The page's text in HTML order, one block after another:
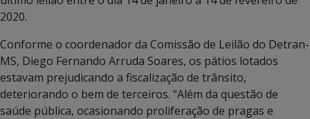
2020.
Conforme o coordenador da Comissão de Leilão do Detran-
MS, Diego Fernando Arruda Soares, os pátios lotados
estavam prejudicando a fiscalização de trânsito,
deteriorando o bem de terceiros. “Além da questão de
saúde pública, ocasionando proliferação de pragas e